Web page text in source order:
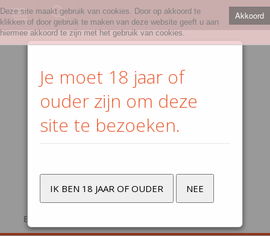
Bier
Je moet 18 jaar of
ouder zijn om deze
site te bezoeken.
IK BEN 18 JAAR OF OUDER NEE
Akkoord
Deze site maakt gebruik van cookies. Door op akkoord te
klikken of door gebruik te maken van deze website geeft u aan
hiermee akkoord te zijn met het gebruik van cookies.